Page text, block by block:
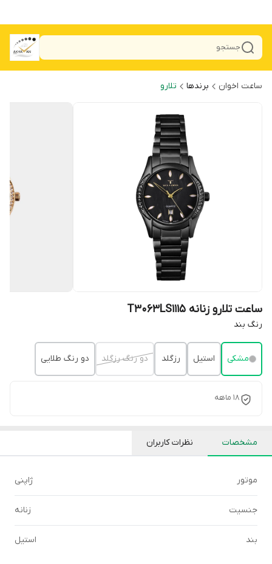
جستجو
ساعت اخوان برندها تلارو
ساعت تلارو زنانه T3063LS1115
رنگ بند
مشکی استیل رزگلد دو رنگ رزگلد دو رنگ طلایی
18 ماهه
مشخصات نظرات کاربران
موتور ژاپنی
جنسیت زنانه
بند استیل